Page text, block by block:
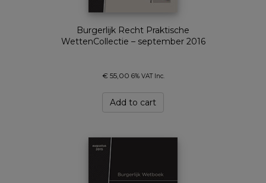
Burgerlijk Recht Praktische
WettenCollectie – september 2016
€55,00 6% VAT Inc.
Add to cart